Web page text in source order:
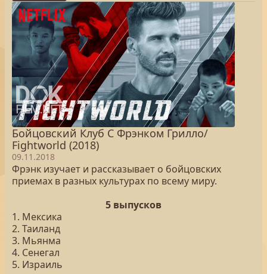
Бойцовский Клуб С Фрэнком Грилло/
Fightworld (2018)
09.11.2018
Фрэнк изучает и рассказывает о бойцовских
приемах в разных культурах по всему миру.
5 выпусков
1. Мексика
2. Таиланд
3. Мьянма
4. Сенегал
5. Израиль